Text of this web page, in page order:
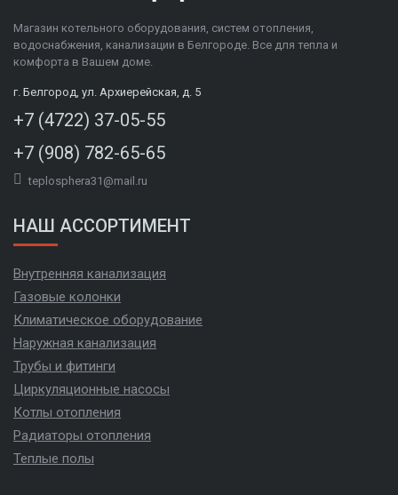
Магазин котельного оборудования, систем отопления,
водоснабжения, канализации в Белгороде. Все для тепла и
комфорта в Вашем доме.
г. Белгород, ул. Архиерейская, д. 5
+7 (4722) 37-05-55
+7 (908) 782-65-65
teplosphera31@mail.ru
НАШ АССОРТИМЕНТ
Внутренняя канализация
Газовые колонки
Климатическое оборудование
Наружная канализация
Трубы и фитинги
Циркуляционные насосы
Котлы отопления
Радиаторы отопления
Теплые полы